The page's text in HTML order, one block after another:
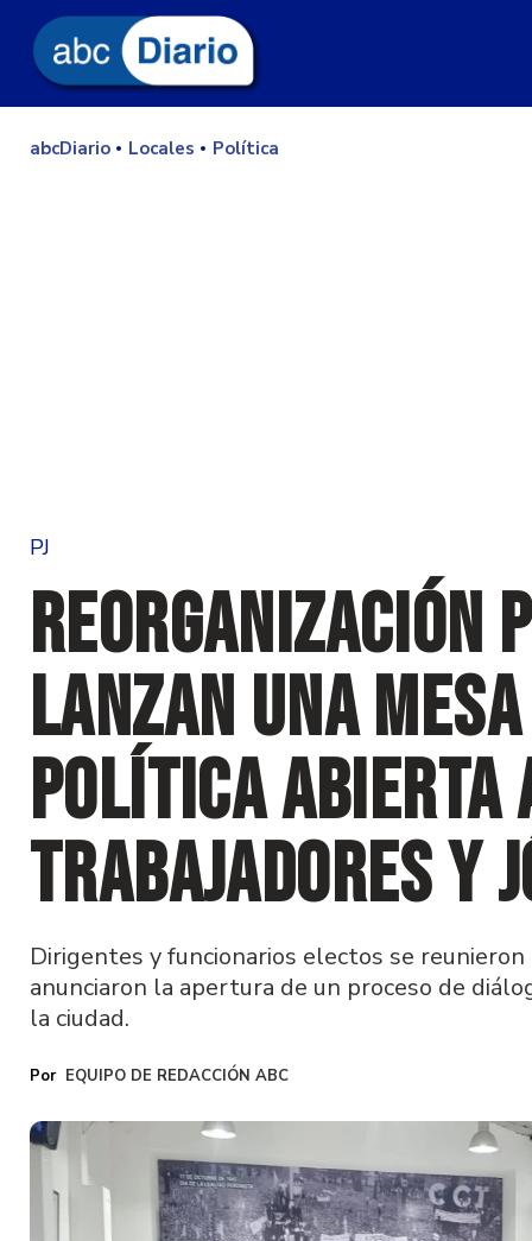
abcDiario Locales Política
PJ
Reorganización
lanzan una
Política abierta
trabajadores y
Dirigentes y funcionarios electos se
anunciaron la apertura de un proceso de
la ciudad.
EQUIPO DE REDACCIÓN ABC